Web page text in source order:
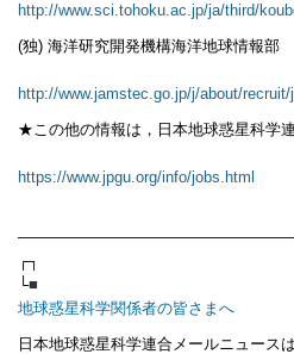
http://www.sci.tohoku.ac.jp/ja/third/
(独) 海洋研究開発機構海洋地球情報部
http://www.jamstec.go.jp/j/about/recruit/
★この他の情報は，日本地球惑星科学
https://www.jpgu.org/info/jobs.html
┌┐
└■
地球惑星科学関係者の皆さまへ
日本地球惑星科学連合メールニュース